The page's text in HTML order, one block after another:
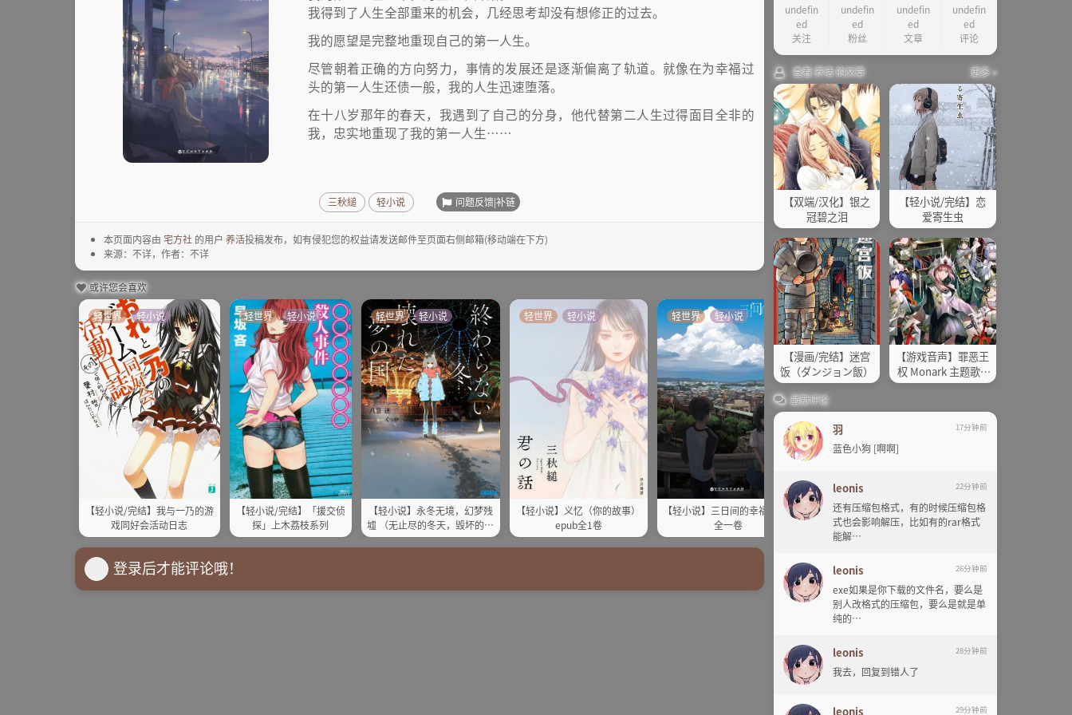
我得到了人生全部重来的机会，几经思考却没有想修正的过去。
我的愿望是完整地重现自己的第一人生。
尽管朝着正确的方向努力，事情的发展还是逐渐偏离了轨道。就像在为幸福过
头的第一人生还债一般，我的人生迅速堕落。
在十八岁那年的春天，我遇到了自己的分身，他代替第二人生过得面目全非的
我，忠实地重现了我的第一人生……
三秋縋 轻小说 问题反馈|补链
本页面内容由 宅方社 的用户 养活投稿发布，如有侵犯您的权益请发送邮件至页面右侧邮箱(移动端在下方)
来源：不详，作者：不详
或许您会喜欢
【轻小说/完结】我与一乃的游
戏同好会活动日志
轻世界 轻小说
【轻小说/完结】「援交侦
探」上木荔枝系列
轻世界 轻小说
【轻小说】永冬无境，幻梦残
墟 （无止尽的冬天，毁坏的梦
之国）
轻世界 轻小说
【轻小说】义忆（你的故事）
epub全1卷
轻世界 轻小说
【轻小说】三日间的幸福EPUB
全一卷
轻世界 轻小说
【轻小说/完结】恋爱寄生虫
轻世界 轻小说
登录后才能评论哦！
undefin
ed
关注
undefin
ed
粉丝
undefin
ed
文章
undefin
ed
评论
查看 养活 的文章 更多 »
【双端/汉化】银之
冠碧之泪
【轻小说/完结】恋
爱寄生虫
【漫画/完结】迷宫
饭（ダンジョン飯）
【游戏音声】罪恶王
权 Monark 主题歌&
插曲CD
最新评论
羽 17分钟前
蓝色小狗 [啊啊]
leonis 22分钟前
还有压缩包格式，有的时候压缩包格
式也会影响解压，比如有的rar格式
能解…
leonis 26分钟前
exe如果是你下载的文件名，要么是
别人改格式的压缩包，要么是就是单
纯的…
leonis 28分钟前
我去，回复到错人了
leonis 29分钟前